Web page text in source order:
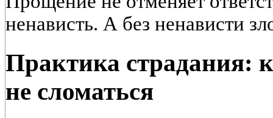
ненависть. А без ненависти
Практика страдания:
не сломаться